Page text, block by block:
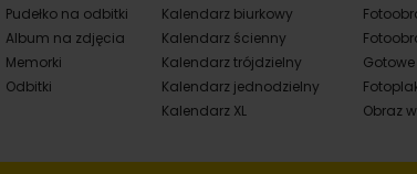
Pudełko na odbitki
Album na zdjęcia
Memorki
Odbitki
Kalendarz biurkowy
Kalendarz ścienny
Kalendarz trójdzielny
Kalendarz jednodzielny
Kalendarz XL
Obraz